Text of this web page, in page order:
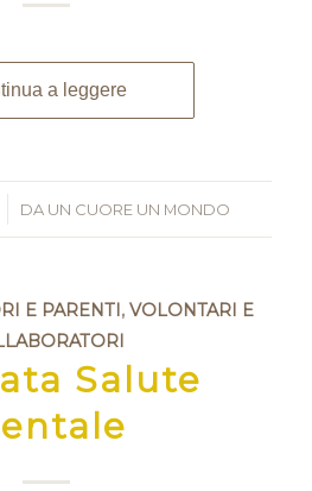
a leggere
DA UN CUORE UN MONDO
E PARENTI,VOLONTARI E
Salute